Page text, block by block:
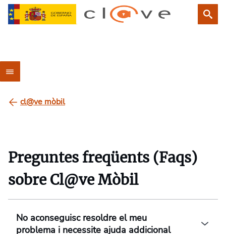
cl@ve mòbil
Preguntes freqüents (Faqs)
sobre Cl@ve Mòbil
No aconseguisc resoldre el meu
problema i necessite ajuda addicional